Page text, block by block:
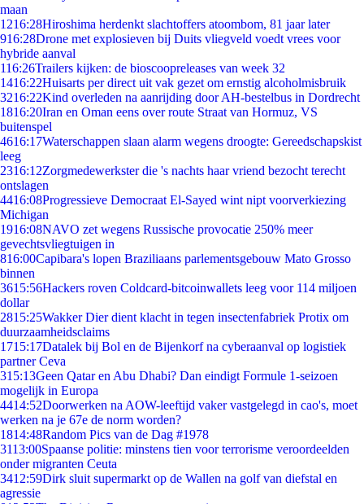
maan
1216:28Hiroshima herdenkt slachtoffers atoombom, 81 jaar later
916:28Drone met explosieven bij Duits vliegveld voedt vrees voor
hybride aanval
116:26Trailers kijken: de bioscoopreleases van week 32
1416:22Huisarts per direct uit vak gezet om ernstig alcoholmisbruik
3216:22Kind overleden na aanrijding door AH-bestelbus in Dordrecht
1816:20Iran en Oman eens over route Straat van Hormuz, VS
buitenspel
4616:17Waterschappen slaan alarm wegens droogte: Gereedschapskist
leeg
2316:12Zorgmedewerkster die 's nachts haar vriend bezocht terecht
ontslagen
4416:08Progressieve Democraat El-Sayed wint nipt voorverkiezing
Michigan
1916:08NAVO zet wegens Russische provocatie 250% meer
gevechtsvliegtuigen in
816:00Capibara's lopen Braziliaans parlementsgebouw Mato Grosso
binnen
3615:56Hackers roven Coldcard-bitcoinwallets leeg voor 114 miljoen
dollar
2815:25Wakker Dier dient klacht in tegen insectenfabriek Protix om
duurzaamheidsclaims
1715:17Datalek bij Bol en de Bijenkorf na cyberaanval op logistiek
partner Ceva
315:13Geen Qatar en Abu Dhabi? Dan eindigt Formule 1-seizoen
mogelijk in Europa
4414:52Doorwerken na AOW-leeftijd vaker vastgelegd in cao's, moet
werken na je 67e de norm worden?
1814:48Random Pics van de Dag #1978
3113:00Spaanse politie: minstens tien voor terrorisme veroordeelden
onder migranten Ceuta
3412:59Dirk sluit supermarkt op de Wallen na golf van diefstal en
agressie